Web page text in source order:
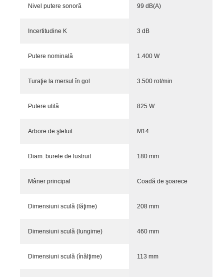
Nivel putere sonoră 99 dB(A)
Incertitudine K 3 dB
Putere nominală 1.400 W
Turaţie la mersul în gol 3.500 rot/min
Putere utilă 825 W
Arbore de şlefuit M14
Diam. burete de lustruit 180 mm
Mâner principal Coadă de şoarece
Dimensiuni sculă (lăţime) 208 mm
Dimensiuni sculă (lungime) 460 mm
Dimensiuni sculă (înălţime) 113 mm